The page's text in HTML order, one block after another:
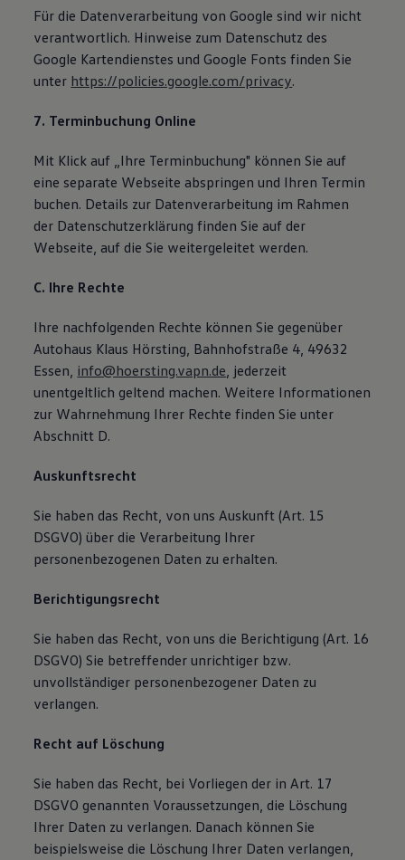
Für die Datenverarbeitung von Google sind wir nicht
verantwortlich. Hinweise zum Datenschutz des
Google Kartendienstes und Google Fonts finden Sie
unter https://policies.google.com/privacy.
7. Terminbuchung Online
Mit Klick auf „Ihre Terminbuchung" können Sie auf
eine separate Webseite abspringen und Ihren Termin
buchen. Details zur Datenverarbeitung im Rahmen
der Datenschutzerklärung finden Sie auf der
Webseite, auf die Sie weitergeleitet werden.
C. Ihre Rechte
Ihre nachfolgenden Rechte können Sie gegenüber
Autohaus Klaus Hörsting, Bahnhofstraße 4, 49632
Essen, info@hoersting.vapn.de, jederzeit
unentgeltlich geltend machen. Weitere Informationen
zur Wahrnehmung Ihrer Rechte finden Sie unter
Abschnitt D.
Auskunftsrecht
Sie haben das Recht, von uns Auskunft (Art. 15
DSGVO) über die Verarbeitung Ihrer
personenbezogenen Daten zu erhalten.
Berichtigungsrecht
Sie haben das Recht, von uns die Berichtigung (Art. 16
DSGVO) Sie betreffender unrichtiger bzw.
unvollständiger personenbezogener Daten zu
verlangen.
Recht auf Löschung
Sie haben das Recht, bei Vorliegen der in Art. 17
DSGVO genannten Voraussetzungen, die Löschung
Ihrer Daten zu verlangen. Danach können Sie
beispielsweise die Löschung Ihrer Daten verlangen,